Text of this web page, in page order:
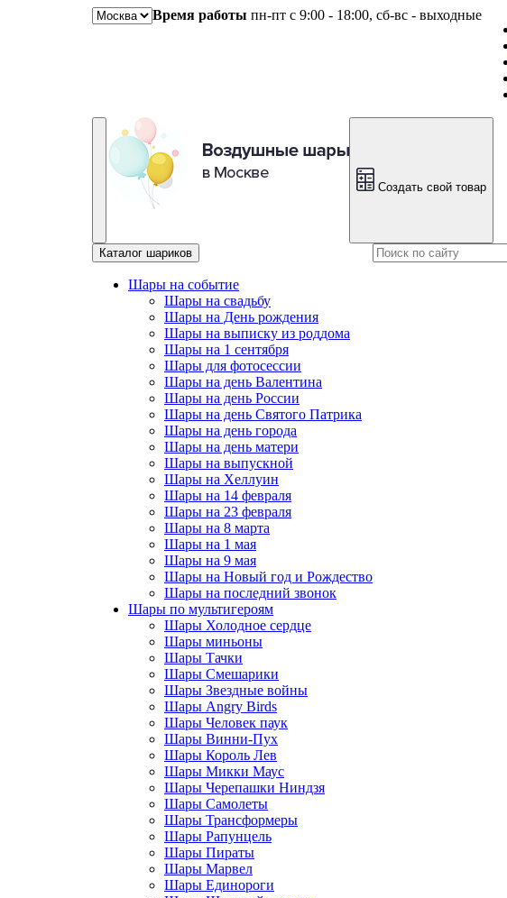
Время работы пн-пт с 9:00 - 18:00, сб-вс - выходные
Создать свой товар
Каталог шариков
Шары на событие
Шары на свадьбу
Шары на День рождения
Шары на выписку из роддома
Шары на 1 сентября
Шары для фотосессии
Шары на день Валентина
Шары на день России
Шары на день Святого Патрика
Шары на день города
Шары на день матери
Шары на выпускной
Шары на Хеллуин
Шары на 14 февраля
Шары на 23 февраля
Шары на 8 марта
Шары на 1 мая
Шары на 9 мая
Шары на Новый год и Рождество
Шары на последний звонок
Шары по мультигероям
Шары Холодное сердце
Шары миньоны
Шары Тачки
Шары Смешарики
Шары Звездные войны
Шары Angry Birds
Шары Человек паук
Шары Винни-Пух
Шары Король Лев
Шары Микки Маус
Шары Черепашки Ниндзя
Шары Самолеты
Шары Трансформеры
Шары Рапунцель
Шары Пираты
Шары Марвел
Шары Единороги